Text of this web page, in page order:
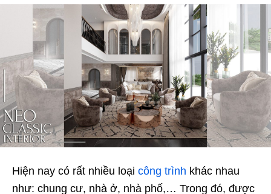
Hiện nay có rất nhiều loại công trình khác nhau
như: chung cư, nhà ở, nhà phố,… Trong đó, được